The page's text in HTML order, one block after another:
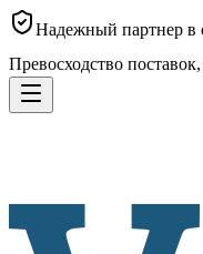
Надежный партнер в
Превосходство